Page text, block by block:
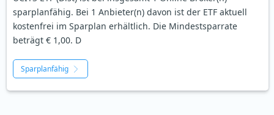
sparplanfähig. Bei 1 Anbieter(n) davon ist der ETF aktuell
kostenfrei im Sparplan erhältlich. Die Mindestsparrate
beträgt € 1,00. D
Sparplanfähig